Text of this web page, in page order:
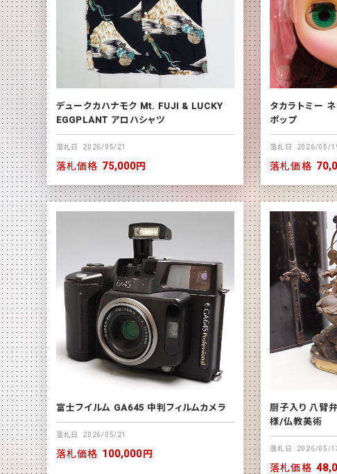
デュークカハナモク Mt. FUJI & LUCKY
EGGPLANT アロハシャツ
落札日 2026/05/21
落札価格 75,000円
タカラトミー
ポップ
落札日 2026/05/
落札価格
富士フイルム GA645 中判フィルムカメラ
落札日 2026/05/21
落札価格 100,000円
厨子入り 八臂
様/仏教美術
落札日 2026/05/
落札価格